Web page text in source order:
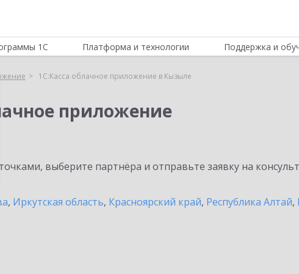
1С Платформа и технологии Поддержка и
1С:Касса облачное приложение в Кызыле
приложение
выберите партнёра и отправьте заявку на
, Иркутская область, Красноярский край, Республика Алтай,